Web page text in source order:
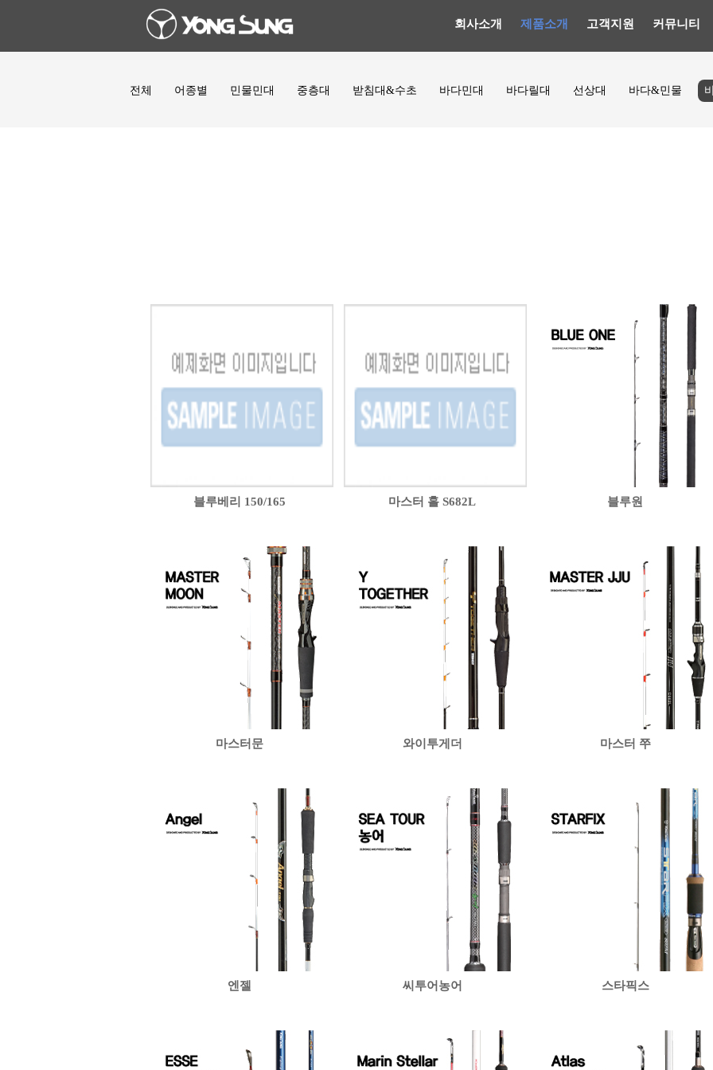
회사소개 제품소개 고객지원 커뮤니티
전체 어종별 민물민대 중층대 받침대&수초 바다민대 바다릴대 선상대 바다&민물
블루베리 150/165 마스터 홀 S682L 블루원
마스터문 와이투게더 마스터 쭈
엔젤 씨투어농어 스타픽스